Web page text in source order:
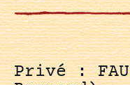
Privé :